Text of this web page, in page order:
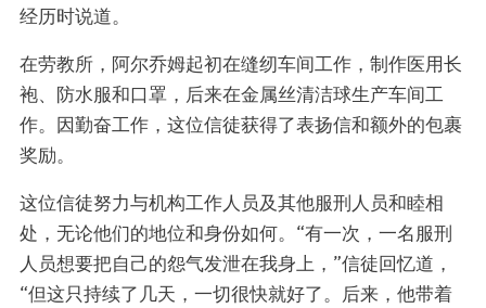
经历时说道。
在劳教所，阿尔乔姆起初在缝纫车间工作，制作医用长
袍、防水服和口罩，后来在金属丝清洁球生产车间工
作。因勤奋工作，这位信徒获得了表扬信和额外的包裹
奖励。
这位信徒努力与机构工作人员及其他服刑人员和睦相
处，无论他们的地位和身份如何。“有一次，一名服刑
人员想要把自己的怨气发泄在我身上，”信徒回忆道，
“但这只持续了几天，一切很快就好了。后来，他带着